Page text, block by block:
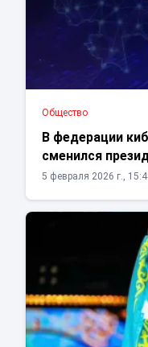
Общество
В федерации
сменился
5 февраля 2026 г.,